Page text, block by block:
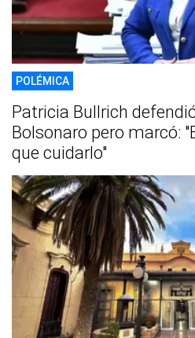
POLÉMICA
Patricia Bullrich
Bolsonaro pero marcó:
que cuidarlo"